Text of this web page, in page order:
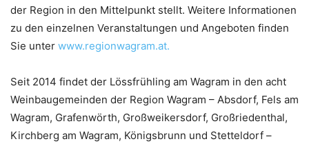
der Region in den Mittelpunkt stellt. Weitere Informationen
zu den einzelnen Veranstaltungen und Angeboten finden
Sie unter www.regionwagram.at.
Seit 2014 findet der Lössfrühling am Wagram in den acht
Weinbaugemeinden der Region Wagram – Absdorf, Fels am
Wagram, Grafenwörth, Großweikersdorf, Großriedenthal,
Kirchberg am Wagram, Königsbrunn und Stetteldorf –